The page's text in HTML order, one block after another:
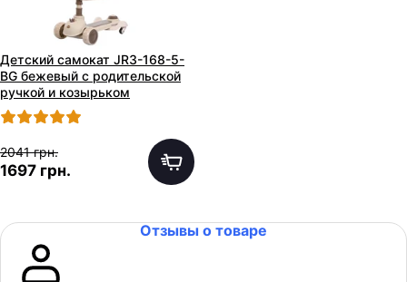
Детский самокат JR3-168-5-
BG бежевый с родительской
ручкой и козырьком
2041 грн.
1697 грн.
Отзывы о товаре